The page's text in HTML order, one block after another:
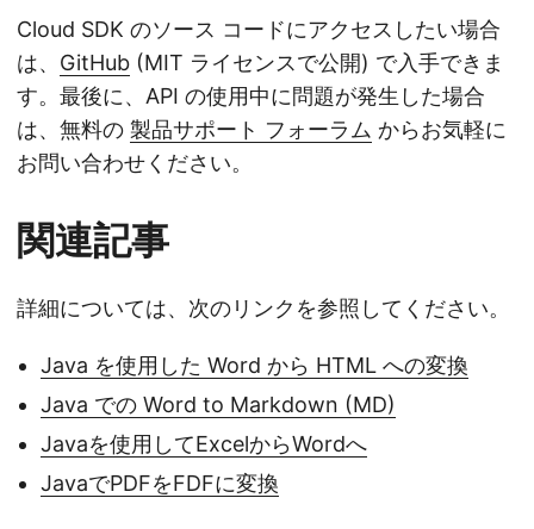
Cloud SDK のソース コードにアクセスしたい場合
は、 GitHub (MIT ライセンスで公開) で入手できま
す。最後に、API の使用中に問題が発生した場合
は、無料の 製品サポート フォーラム からお気軽に
お問い合わせください。
関連記事
詳細については、次のリンクを参照してください。
Java を使用した Word から HTML への変換
Java での Word to Markdown (MD)
Javaを使用してExcelからWordへ
JavaでPDFをFDFに変換